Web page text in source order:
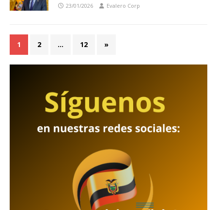
23/01/2026 Evalero Corp
1 2 … 12 »